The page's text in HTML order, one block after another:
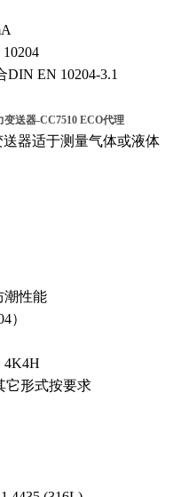
EN 10204-3.1
变送器-CC7510 ECO代理
送器适于测量气体或液体
潮性能
）
4K4H
形式按要求